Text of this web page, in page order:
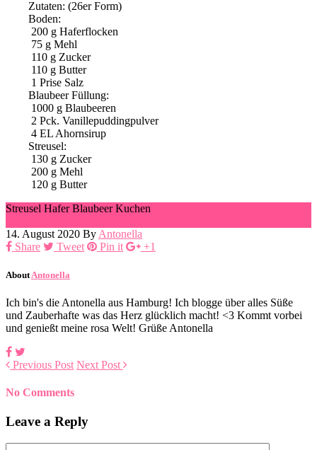
Zutaten: (26er Form)
Boden:
200 g Haferflocken
75 g Mehl
110 g Zucker
110 g Butter
1 Prise Salz
Blaubeer Füllung:
1000 g Blaubeeren
2 Pck. Vanillepuddingpulver
4 EL Ahornsirup
Streusel:
130 g Zucker
200 g Mehl
120 g Butter
Streusel Hafer Blaubeer Kuchen
14. August 2020 ByAntonella
Share
Tweet Pin it +1
About Antonella
Ich bin's die Antonella aus Hamburg! Ich blogge über alles Süße
und Zauberhafte was das Herz glücklich macht! <3 Kommt vorbei
und genießt meine rosa Welt! Grüße Antonella
Previous Post Next Post
No Comments
Leave a Reply